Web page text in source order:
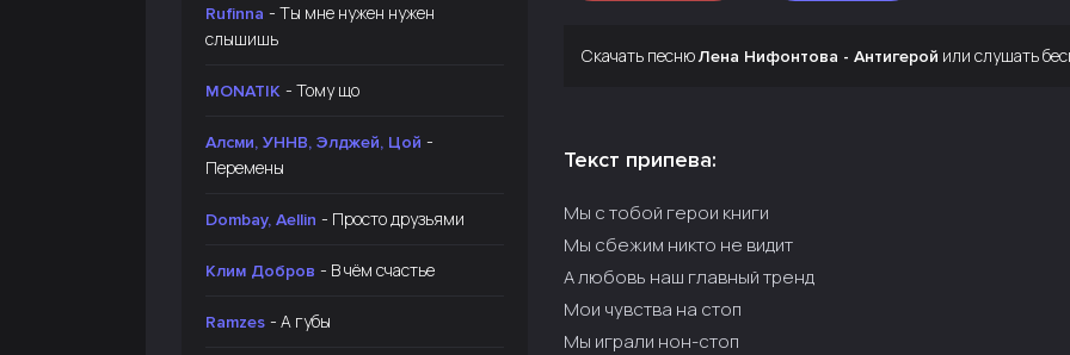
Rufinna - Ты мне нужен нужен
слышишь
MONATIK - Тому що
Алсми, УННВ, Элджей, Цой -
Перемены
Dombay, Aellin - Просто друзьями
Клим Добров - В чём счастье
Ramzes - А губы
Скачать песнюЛена Нифонтова - Антигерой или слушать
Текст припева:
Мы с тобой герои книги
Мы сбежим никто не видит
А любовь наш главный тренд
Мои чувства на стоп
Мы играли нон-стоп